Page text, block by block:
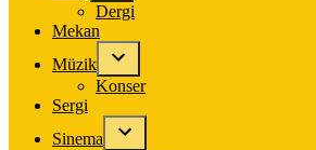
Dergi
Mekan
Müzik
Konser
Sergi
Sinema